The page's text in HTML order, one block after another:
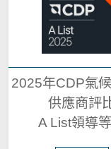
利害關係人溝通
董事會 (含功能
董事會出席情形
董事進修
獨立董事信箱
申訴信箱
智慧財產管理計畫
公司治理相關文件
富邦人壽
越南富邦人壽
台北富邦銀行
大陸富邦華一銀
大陸富邦財險
2025年CDP氣
供應商評
A List領導